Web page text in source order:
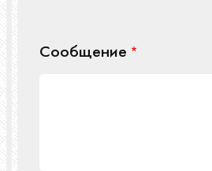
Сообщение